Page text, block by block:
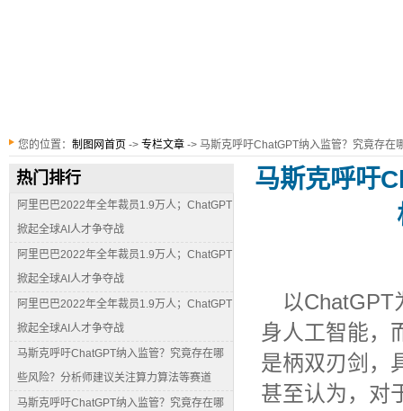
您的位置： 制图网首页 -> 专栏文章 -> 马斯克呼吁ChatGPT纳入监管？究竟存在
热门排行
阿里巴巴2022年全年裁员1.9万人；ChatGPT
掀起全球AI人才争夺战
阿里巴巴2022年全年裁员1.9万人；ChatGPT
掀起全球AI人才争夺战
阿里巴巴2022年全年裁员1.9万人；ChatGPT
掀起全球AI人才争夺战
马斯克呼吁ChatGPT纳入监管？究竟存在哪
些风险？分析师建议关注算力算法等赛道
马斯克呼吁ChatGPT纳入监管？究竟存在哪
马斯克呼吁
以ChatGPT
身人工智能，
是柄双刃剑，
甚至认为，对